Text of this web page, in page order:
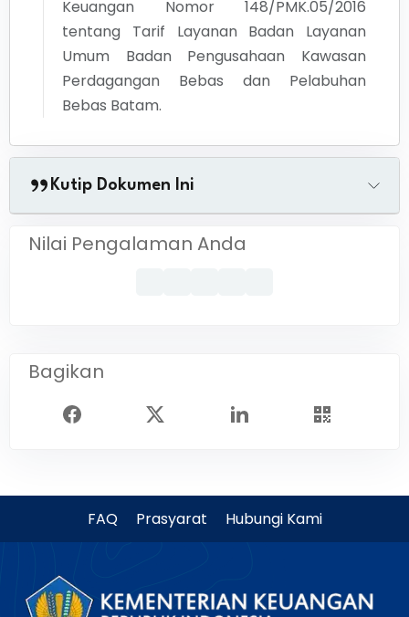
Keuangan Nomor 148/PMK.05/2016
tentang Tarif Layanan Badan Layanan
Umum Badan Pengusahaan Kawasan
Perdagangan Bebas dan Pelabuhan
Bebas Batam.
Kutip Dokumen Ini
Nilai Pengalaman Anda
Bagikan
FAQ Prasyarat Hubungi Kami